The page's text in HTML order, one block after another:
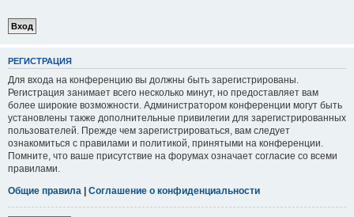
РЕГИСТРАЦИЯ
Для входа на конференцию вы должны быть зарегистрированы.
Регистрация занимает всего несколько минут, но предоставляет вам
более широкие возможности. Администратором конференции могут быть
установлены также дополнительные привилегии для зарегистрированных
пользователей. Прежде чем зарегистрироваться, вам следует
ознакомиться с правилами и политикой, принятыми на конференции.
Помните, что ваше присутствие на форумах означает согласие со всеми
правилами.
Общие правила | Соглашение о конфиденциальности